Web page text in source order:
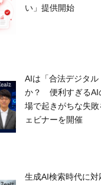
い」提供開始
AIは「合法デジタ
か？ 便利すぎるAI
場で起きがちな失
ェビナーを開催
生成AI検索時代に